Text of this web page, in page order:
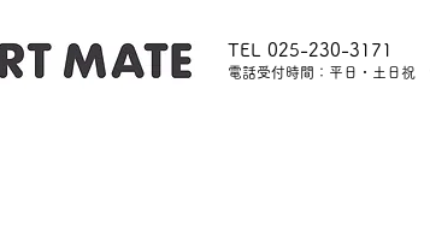
TEL 025-230-3171
電話受付時間：平日・土日